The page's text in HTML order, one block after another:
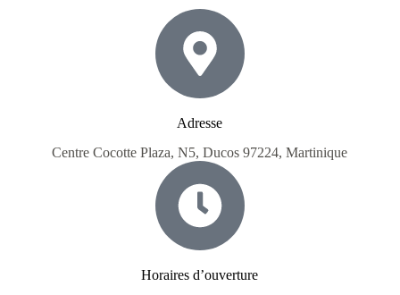
Adresse
Centre Cocotte Plaza, N5, Ducos 97224, Martinique
Horaires d’ouverture